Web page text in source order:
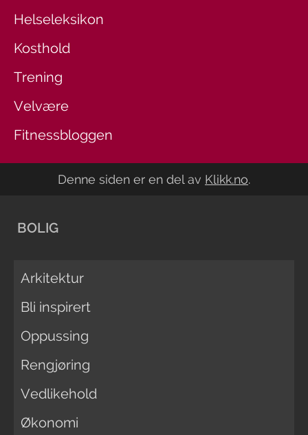
Helseleksikon
Kosthold
Trening
Velvære
Fitnessbloggen
Denne siden er en del av Klikk.no.
BOLIG
Arkitektur
Bli inspirert
Oppussing
Rengjøring
Vedlikehold
Økonomi